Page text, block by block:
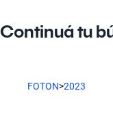
Continuá tu
FOTON>2023